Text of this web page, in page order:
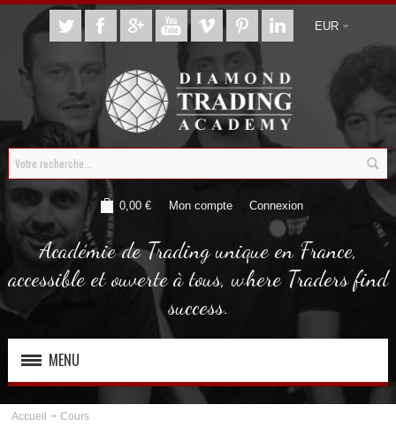
EUR
0,00 € Mon compte Connexion
Académie de Trading unique en France,
accessible et ouverte à tous, where Traders find
success.
MENU
ABOUT US
Accueil Cours